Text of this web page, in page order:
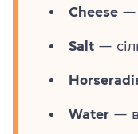
Cheese —
Salt —
Water —